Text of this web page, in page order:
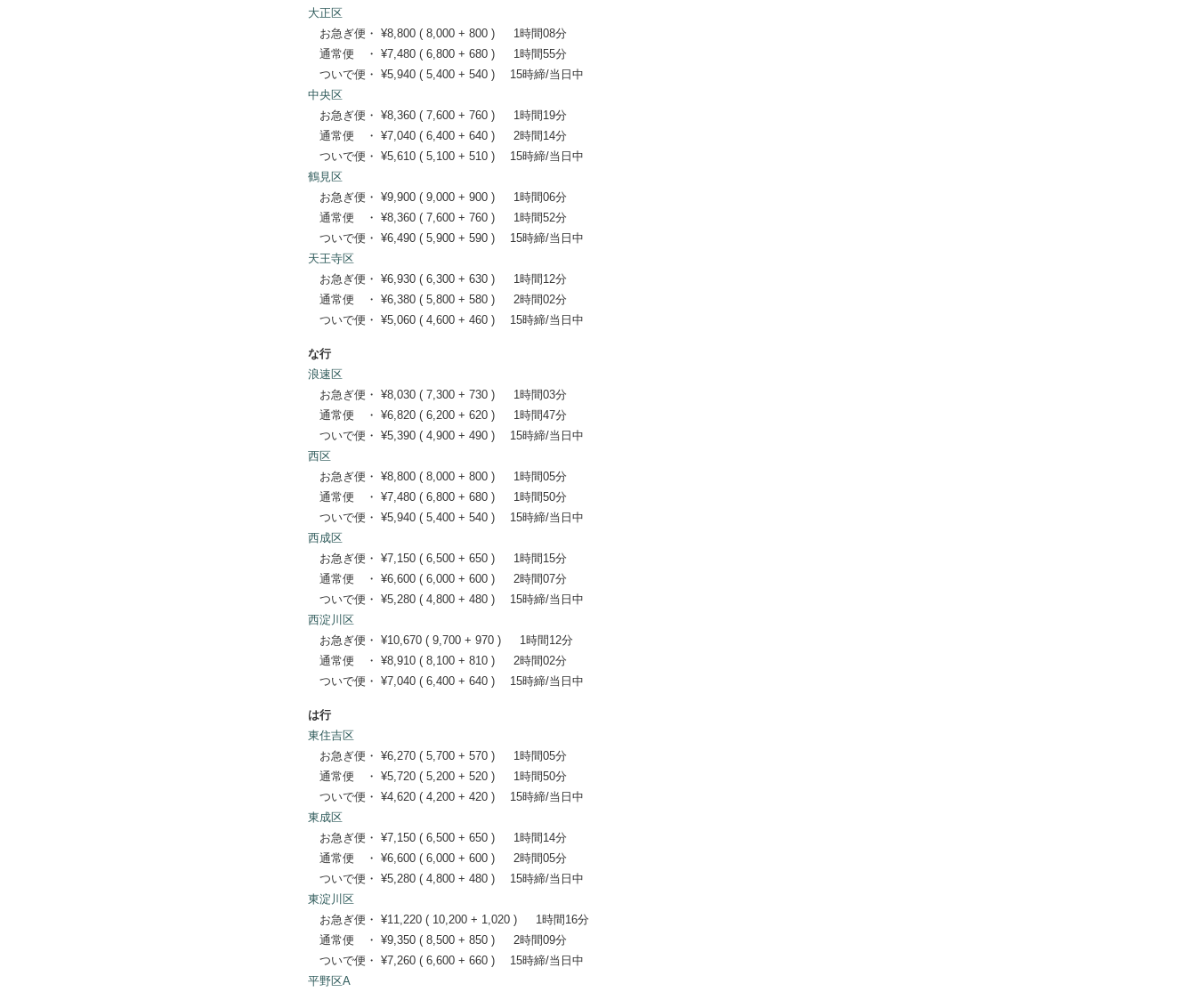
大正区
お急ぎ便・ ¥8,800 ( 8,000 + 800 ) 1時間08分
通常便 ・ ¥7,480 ( 6,800 + 680 ) 1時間55分
ついで便・ ¥5,940 ( 5,400 + 540 ) 15時締/当日中
中央区
お急ぎ便・ ¥8,360 ( 7,600 + 760 ) 1時間19分
通常便 ・ ¥7,040 ( 6,400 + 640 ) 2時間14分
ついで便・ ¥5,610 ( 5,100 + 510 ) 15時締/当日中
鶴見区
お急ぎ便・ ¥9,900 ( 9,000 + 900 ) 1時間06分
通常便 ・ ¥8,360 ( 7,600 + 760 ) 1時間52分
ついで便・ ¥6,490 ( 5,900 + 590 ) 15時締/当日中
天王寺区
お急ぎ便・ ¥6,930 ( 6,300 + 630 ) 1時間12分
通常便 ・ ¥6,380 ( 5,800 + 580 ) 2時間02分
ついで便・ ¥5,060 ( 4,600 + 460 ) 15時締/当日中
な行
浪速区
お急ぎ便・ ¥8,030 ( 7,300 + 730 ) 1時間03分
通常便 ・ ¥6,820 ( 6,200 + 620 ) 1時間47分
ついで便・ ¥5,390 ( 4,900 + 490 ) 15時締/当日中
西区
お急ぎ便・ ¥8,800 ( 8,000 + 800 ) 1時間05分
通常便 ・ ¥7,480 ( 6,800 + 680 ) 1時間50分
ついで便・ ¥5,940 ( 5,400 + 540 ) 15時締/当日中
西成区
お急ぎ便・ ¥7,150 ( 6,500 + 650 ) 1時間15分
通常便 ・ ¥6,600 ( 6,000 + 600 ) 2時間07分
ついで便・ ¥5,280 ( 4,800 + 480 ) 15時締/当日中
西淀川区
お急ぎ便・ ¥10,670 ( 9,700 + 970 ) 1時間12分
通常便 ・ ¥8,910 ( 8,100 + 810 ) 2時間02分
ついで便・ ¥7,040 ( 6,400 + 640 ) 15時締/当日中
は行
東住吉区
お急ぎ便・ ¥6,270 ( 5,700 + 570 ) 1時間05分
通常便 ・ ¥5,720 ( 5,200 + 520 ) 1時間50分
ついで便・ ¥4,620 ( 4,200 + 420 ) 15時締/当日中
東成区
お急ぎ便・ ¥7,150 ( 6,500 + 650 ) 1時間14分
通常便 ・ ¥6,600 ( 6,000 + 600 ) 2時間05分
ついで便・ ¥5,280 ( 4,800 + 480 ) 15時締/当日中
東淀川区
お急ぎ便・ ¥11,220 ( 10,200 + 1,020 ) 1時間16分
通常便 ・ ¥9,350 ( 8,500 + 850 ) 2時間09分
ついで便・ ¥7,260 ( 6,600 + 660 ) 15時締/当日中
平野区A